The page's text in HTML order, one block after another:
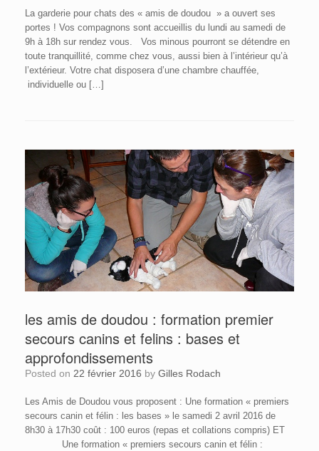
La garderie pour chats des « amis de doudou » a ouvert ses
portes ! Vos compagnons sont accueillis du lundi au samedi de
9h à 18h sur rendez vous. Vos minous pourront se détendre en
toute tranquillité, comme chez vous, aussi bien à l’intérieur qu’à
l’extérieur. Votre chat disposera d’une chambre chauffée,
individuelle ou […]
les amis de doudou : formation premier
secours canins et felins : bases et
approfondissements
Posted on 22 février 2016 by Gilles Rodach
Les Amis de Doudou vous proposent : Une formation « premiers
secours canin et félin : les bases » le samedi 2 avril 2016 de
8h30 à 17h30 coût : 100 euros (repas et collations compris) ET
Une formation « premiers secours canin et félin :